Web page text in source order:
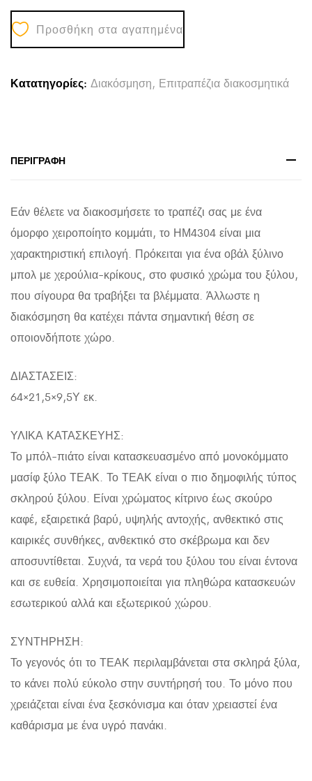
ΞΥΛΙΝΟ
ΠΙΑΤΟ
HM4304
ΤΕΑΚ
ΧΡΩΜΑ
quantity
Προσθήκη στα αγαπημένα
Κατατηγορίες: Διακόσμηση, Επιτραπέζια διακοσμητικά
ΠΕΡΙΓΡΑΦΉ
Εάν θέλετε να διακοσμήσετε το τραπέζι σας με ένα
όμορφο χειροποίητο κομμάτι, το ΗΜ4304 είναι μια
χαρακτηριστική επιλογή. Πρόκειται για ένα οβάλ ξύλινο
μπολ με χερούλια-κρίκους, στο φυσικό χρώμα του ξύλου,
που σίγουρα θα τραβήξει τα βλέμματα. Άλλωστε η
διακόσμηση θα κατέχει πάντα σημαντική θέση σε
οποιονδήποτε χώρο.
ΔΙΑΣΤΑΣΕΙΣ:
64×21,5×9,5Υ εκ.
ΥΛΙΚΑ ΚΑΤΑΣΚΕΥΗΣ:
Το μπόλ-πιάτο είναι κατασκευασμένο από μονοκόμματο
μασίφ ξύλο ΤΕΑΚ. Το ΤΕΑΚ είναι ο πιο δημοφιλής τύπος
σκληρού ξύλου. Είναι χρώματος κίτρινο έως σκούρο
καφέ, εξαιρετικά βαρύ, υψηλής αντοχής, ανθεκτικό στις
καιρικές συνθήκες, ανθεκτικό στο σκέβρωμα και δεν
αποσυντίθεται. Συχνά, τα νερά του ξύλου του είναι έντονα
και σε ευθεία. Χρησιμοποιείται για πληθώρα κατασκευών
εσωτερικού αλλά και εξωτερικού χώρου.
ΣΥΝΤΗΡΗΣΗ:
Το γεγονός ότι το ΤΕΑΚ περιλαμβάνεται στα σκληρά ξύλα,
το κάνει πολύ εύκολο στην συντήρησή του. Το μόνο που
χρειάζεται είναι ένα ξεσκόνισμα και όταν χρειαστεί ένα
καθάρισμα με ένα υγρό πανάκι.